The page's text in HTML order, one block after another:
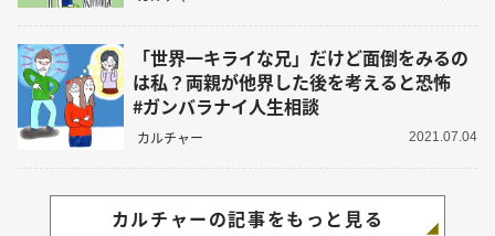
「世界一キライな兄」だけど面倒をみるの
は私？両親が他界した後を考えると恐怖
#ガンバラナイ人生相談
カルチャー 2021.07.04
カルチャーの記事をもっと見る